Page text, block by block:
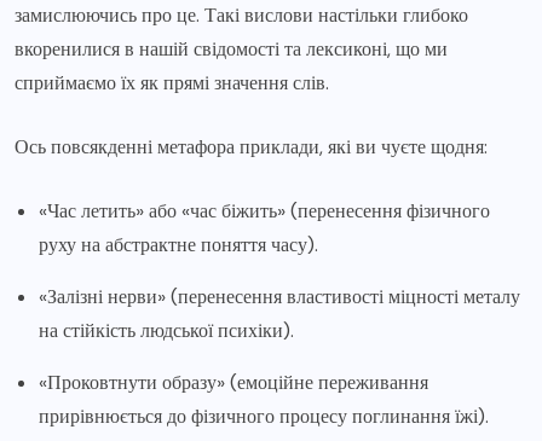
замислюючись про це. Такі вислови настільки глибоко
вкоренилися в нашій свідомості та лексиконі, що ми
сприймаємо їх як прямі значення слів.
Ось повсякденні метафора приклади, які ви чуєте щодня:
«Час летить» або «час біжить» (перенесення фізичного
руху на абстрактне поняття часу).
«Залізні нерви» (перенесення властивості міцності металу
на стійкість людської психіки).
«Проковтнути образу» (емоційне переживання
прирівнюється до фізичного процесу поглинання їжі).